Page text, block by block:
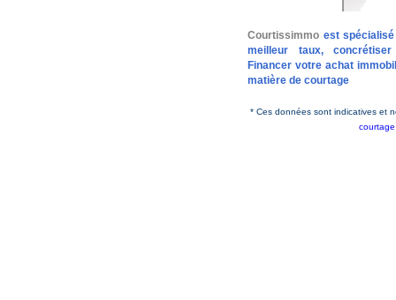
Courtissimmo est
meilleur taux,
Financer votre achat
matière de courtage
* Ces données sont indicatives et
courtage